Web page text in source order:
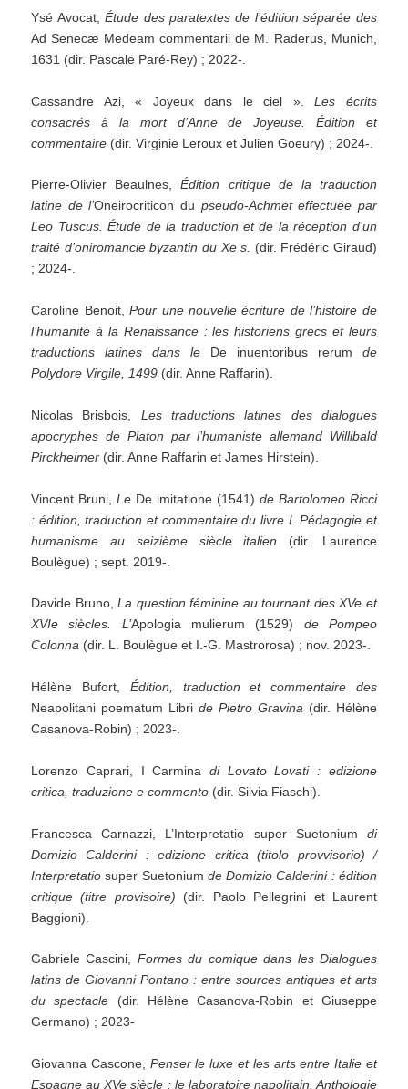
Ysé Avocat,Étude des paratextes de l’édition séparée des
Ad Senecæ Medeam commentarii de M. Raderus, Munich,
1631 (dir. Pascale Paré-Rey) ; 2022-.
Cassandre Azi, « Joyeux dans le ciel ».Les écrits
consacrés à la mort d’Anne de Joyeuse. Édition et
commentaire (dir. Virginie Leroux et Julien Goeury) ; 2024-.
Pierre-Olivier Beaulnes,Édition critique de la traduction
latine de l’Oneirocriticon du pseudo-Achmet effectuée par
Leo Tuscus. Étude de la traduction et de la réception d’un
traité d’oniromancie byzantin du Xe s. (dir. Frédéric Giraud)
; 2024-.
Caroline Benoit,Pour une nouvelle écriture de l’histoire de
l’humanité à la Renaissance : les historiens grecs et leurs
traductions latines dans le De inuentoribus rerum de
Polydore Virgile, 1499 (dir. Anne Raffarin).
Nicolas Brisbois,
Les traductions latines des dialogues
apocryphes de Platon par l’humaniste allemand Willibald
Pirckheimer (dir. Anne Raffarin et James Hirstein).
Vincent Bruni,Le De imitatione (1541) de Bartolomeo Ricci
: édition, traduction et commentaire du livre I. Pédagogie et
humanisme au seizième siècle italien (dir. Laurence
Boulègue) ; sept. 2019-.
Davide Bruno, La question féminine au tournant des XVe et
XVIe siècles.
L’Apologia mulierum (1529) de Pompeo
Colonna (dir. L. Boulègue et I.-G. Mastrorosa) ; nov. 2023-.
Hélène Bufort, Édition, traduction et commentaire des
Neapolitani poematum Libride Pietro Gravina (dir. Hélène
Casanova-Robin) ; 2023-.
Lorenzo Caprari, I Carmina di Lovato Lovati : edizione
critica, traduzione e commento (dir. Silvia Fiaschi).
Francesca Carnazzi, L’Interpretatio super Suetonium di
Domizio Calderini : edizione critica (titolo provvisorio) /
Interpretatio super Suetonium de Domizio Calderini : édition
critique (titre provisoire) (dir. Paolo Pellegrini et Laurent
Baggioni).
Gabriele Cascini, Formes du comique dans les Dialogues
latins de Giovanni Pontano : entre sources antiques et arts
du spectacle (dir. Hélène Casanova-Robin et Giuseppe
Germano) ; 2023-
Giovanna Cascone, Penser le luxe et les arts entre Italie et
Espagne au XVe siècle : le laboratoire napolitain. Anthologie